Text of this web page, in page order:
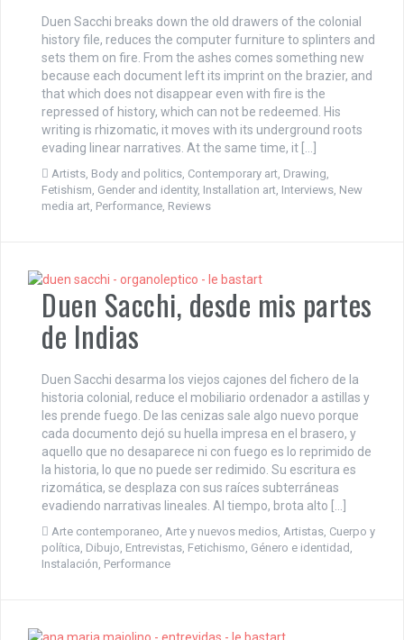
Duen Sacchi breaks down the old drawers of the colonial
history file, reduces the computer furniture to splinters and
sets them on fire. From the ashes comes something new
because each document left its imprint on the brazier, and
that which does not disappear even with fire is the
repressed of history, which can not be redeemed. His
writing is rhizomatic, it moves with its underground roots
evading linear narratives. At the same time, it […]
Artists Body and politics Contemporary art Drawing
Fetishism Gender and identity, Installation art Interviews New
media art Performance Reviews
Duen Sacchi, desde mis partes
de Indias
Duen Sacchi desarma los viejos cajones del fichero de la
historia colonial, reduce el mobiliario ordenador a astillas y
les prende fuego. De las cenizas sale algo nuevo porque
cada documento dejó su huella impresa en el brasero, y
aquello que no desaparece ni con fuego es lo reprimido de
la historia, lo que no puede ser redimido. Su escritura es
rizomática, se desplaza con sus raíces subterráneas
evadiendo narrativas lineales. Al tiempo, brota alto […]
Arte contemporaneo Arte y nuevos medios Artistas Cuerpo y
política Dibujo Entrevistas Fetichismo Género e identidad
Instalación Performance